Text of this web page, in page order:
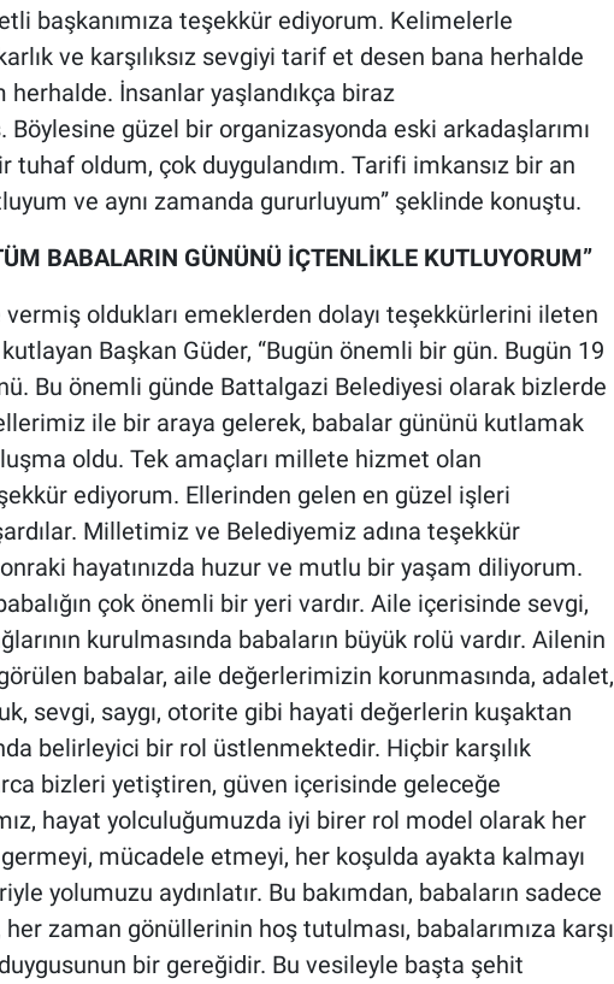
başkanımıza teşekkür ediyorum. Kelimelerle
ve karşılıksız sevgiyi tarif et desen bana herhalde
herhalde. İnsanlar yaşlandıkça biraz
Böylesine güzel bir organizasyonda eski arkadaşlarımı
tuhaf oldum, çok duygulandım. Tarifi imkansız bir an
ve aynı zamanda gururluyum” şeklinde konuştu.
BABALARIN GÜNÜNÜ İÇTENLİKLE KUTLUYORUM”
oldukları emeklerden dolayı teşekkürlerini ileten
Başkan Güder, “Bugün önemli bir gün. Bugün 19
Bu önemli günde Battalgazi Belediyesi olarak bizlerde
ile bir araya gelerek, babalar gününü kutlamak
oldu. Tek amaçları millete hizmet olan
ediyorum. Ellerinden gelen en güzel işleri
Milletimiz ve Belediyemiz adına teşekkür
hayatınızda huzur ve mutlu bir yaşam diliyorum.
çok önemli bir yeri vardır. Aile içerisinde sevgi,
kurulmasında babaların büyük rolü vardır. Ailenin
babalar, aile değerlerimizin korunmasında, adalet,
sevgi, saygı, otorite gibi hayati değerlerin kuşaktan
belirleyici bir rol üstlenmektedir. Hiçbir karşılık
bizleri yetiştiren, güven içerisinde geleceğe
hayat yolculuğumuzda iyi birer rol model olarak her
mücadele etmeyi, her koşulda ayakta kalmayı
yolumuzu aydınlatır. Bu bakımdan, babaların sadece
zaman gönüllerinin hoş tutulması, babalarımıza karşı
bir gereğidir. Bu vesileyle başta şehit